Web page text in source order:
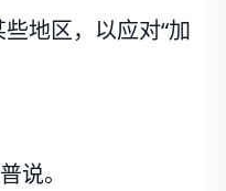
地区，以应对“加
说。